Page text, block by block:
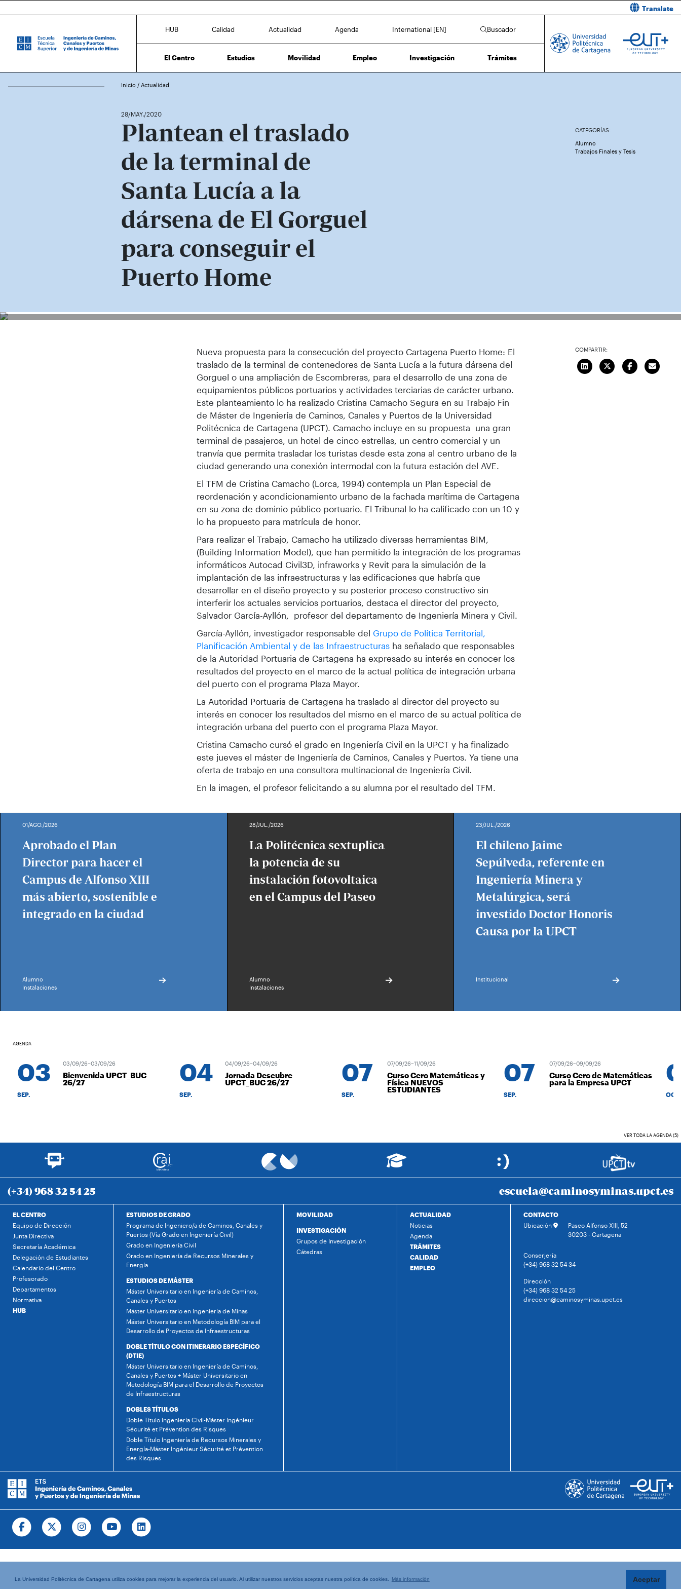
La Universidad Politécnica de Cartagena utiliza cookies para mejorar la experiencia del usuario. Al utilizar nuestros servicios aceptas nuestra política de cookies. Más información Aceptar
Translate
HUB Calidad Actualidad Agenda International [EN] Buscador
El Centro Estudios Movilidad Empleo Investigación Trámites
Inicio / Actualidad
28/MAY./2020
Plantean el traslado
de la terminal de
Santa Lucía a la
dársena de El Gorguel
para conseguir el
Puerto Home
CATEGORÍAS:
Alumno
Trabajos Finales y Tesis
Nueva propuesta para la consecución del proyecto Cartagena Puerto Home: El
traslado de la terminal de contenedores de Santa Lucía a la futura dársena del
Gorguel o una ampliación de Escombreras, para el desarrollo de una zona de
equipamientos públicos portuarios y actividades terciarias de carácter urbano.
Este planteamiento lo ha realizado Cristina Camacho Segura en su Trabajo Fin
de Máster de Ingeniería de Caminos, Canales y Puertos de la Universidad
Politécnica de Cartagena (UPCT). Camacho incluye en su propuesta una gran
terminal de pasajeros, un hotel de cinco estrellas, un centro comercial y un
tranvía que permita trasladar los turistas desde esta zona al centro urbano de la
ciudad generando una conexión intermodal con la futura estación del AVE.
El TFM de Cristina Camacho (Lorca, 1994) contempla un Plan Especial de
reordenación y acondicionamiento urbano de la fachada marítima de Cartagena
en su zona de dominio público portuario. El Tribunal lo ha calificado con un 10 y
lo ha propuesto para matrícula de honor.
Para realizar el Trabajo, Camacho ha utilizado diversas herramientas BIM,
(Building Information Model), que han permitido la integración de los programas
informáticos Autocad Civil3D, infraworks y Revit para la simulación de la
implantación de las infraestructuras y las edificaciones que habría que
desarrollar en el diseño proyecto y su posterior proceso constructivo sin
interferir los actuales servicios portuarios, destaca el director del proyecto,
Salvador García-Ayllón, profesor del departamento de Ingeniería Minera y Civil.
García-Ayllón, investigador responsable del Grupo de Política Territorial,
Planificación Ambiental y de las Infraestructuras ha señalado que responsables
de la Autoridad Portuaria de Cartagena ha expresado su interés en conocer los
resultados del proyecto en el marco de la actual política de integración urbana
del puerto con el programa Plaza Mayor.
La Autoridad Portuaria de Cartagena ha traslado al director del proyecto su
interés en conocer los resultados del mismo en el marco de su actual política de
integración urbana del puerto con el programa Plaza Mayor.
Cristina Camacho cursó el grado en Ingeniería Civil en la UPCT y ha finalizado
este jueves el máster de Ingeniería de Caminos, Canales y Puertos. Ya tiene una
oferta de trabajo en una consultora multinacional de Ingeniería Civil.
En la imagen, el profesor felicitando a su alumna por el resultado del TFM.
COMPARTIR:
01/AGO./2026
Aprobado el Plan
Director para hacer el
Campus de Alfonso XIII
más abierto, sostenible e
integrado en la ciudad
Alumno
Instalaciones
28/JUL./2026
La Politécnica sextuplica
la potencia de su
instalación fotovoltaica
en el Campus del Paseo
Alumno
Instalaciones
23/JUL./2026
El chileno Jaime
Sepúlveda, referente en
Ingeniería Minera y
Metalúrgica, será
investido Doctor Honoris
Causa por la UPCT
Institucional
AGENDA
03
SEP.
03/09/26–03/09/26
Bienvenida UPCT_BUC
26/27 04
SEP.
04/09/26–04/09/26
Jornada Descubre
UPCT_BUC 26/27 07
SEP.
07/09/26–11/09/26
Curso Cero Matemáticas y
Física NUEVOS
ESTUDIANTES
07
SEP.
07/09/26–09/09/26
Curso Cero de Matemáticas
para la Empresa UPCT
OCT.
VER TODA LA AGENDA (5)
(+34) 968 32 54 25 escuela@caminosyminas.upct.es
EL CENTRO
Equipo de Dirección
Junta Directiva
Secretaría Académica
Delegación de Estudiantes
Calendario del Centro
Profesorado
Departamentos
Normativa
HUB
ESTUDIOS DE GRADO
Programa de Ingeniero/a de Caminos, Canales y
Puertos (Vía Grado en Ingeniería Civil)
Grado en Ingeniería Civil
Grado en Ingeniería de Recursos Minerales y
Energía
ESTUDIOS DE MÁSTER
Máster Universitario en Ingeniería de Caminos,
Canales y Puertos
Máster Universitario en Ingeniería de Minas
Máster Universitario en Metodología BIM para el
Desarrollo de Proyectos de Infraestructuras
DOBLE TÍTULO CON ITINERARIO ESPECÍFICO
(DTIE)
Máster Universitario en Ingeniería de Caminos,
Canales y Puertos + Máster Universitario en
Metodología BIM para el Desarrollo de Proyectos
de Infraestructuras
DOBLES TÍTULOS
Doble Título Ingeniería Civil-Máster Ingénieur
Sécurité et Prévention des Risques
Doble Título Ingeniería de Recursos Minerales y
Energía-Máster Ingénieur Sécurité et Prévention
des Risques
MOVILIDAD
INVESTIGACIÓN
Grupos de Investigación
Cátedras
ACTUALIDAD
Noticias
Agenda
TRÁMITES
CALIDAD
EMPLEO
CONTACTO
Ubicación
Paseo Alfonso XIII, 52
30203 - Cartagena
Conserjería
(+34) 968 32 54 34
Dirección
(+34) 968 32 54 25
direccion@caminosyminas.upct.es